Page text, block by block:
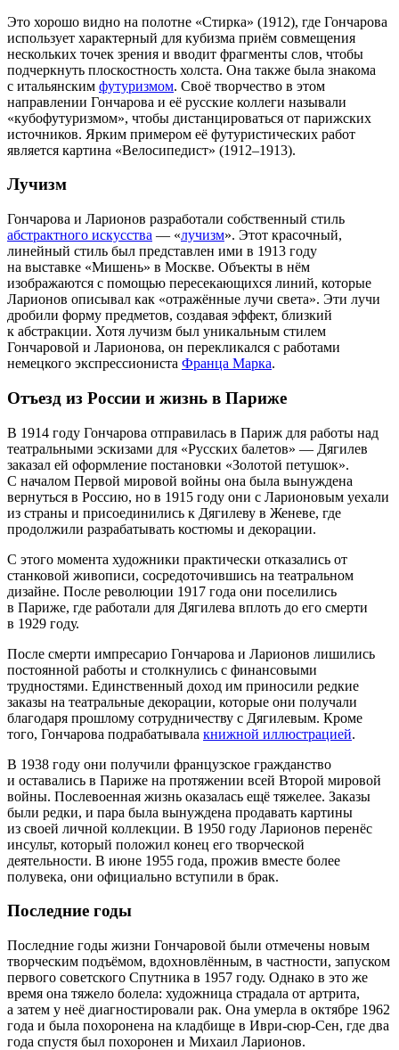
Это хорошо видно на полотне «Стирка» (1912), где Гончарова
использует характерный для кубизма приём совмещения
нескольких точек зрения и вводит фрагменты слов, чтобы
подчеркнуть плоскостность холста. Она также была знакома
с итальянским футуризмом. Своё творчество в этом
направлении Гончарова и её русские коллеги называли
«кубофутуризмом», чтобы дистанцироваться от парижских
источников. Ярким примером её футуристических работ
является картина «Велосипедист» (1912–1913).
Лучизм
Гончарова и Ларионов разработали собственный стиль
абстрактного искусства — «лучизм». Этот красочный,
линейный стиль был представлен ими в 1913 году
на выставке «Мишень» в Москве. Объекты в нём
изображаются с помощью пересекающихся линий, которые
Ларионов описывал как «отражённые лучи света». Эти лучи
дробили форму предметов, создавая эффект, близкий
к абстракции. Хотя лучизм был уникальным стилем
Гончаровой и Ларионова, он перекликался с работами
немецкого экспрессиониста Франца Марка.
Отъезд из России и жизнь в Париже
В 1914 году Гончарова отправилась в Париж для работы над
театральными эскизами для «Русских балетов» — Дягилев
заказал ей оформление постановки «Золотой петушок».
С началом Первой мировой войны она была вынуждена
вернуться в Россию, но в 1915 году они с Ларионовым уехали
из страны и присоединились к Дягилеву в Женеве, где
продолжили разрабатывать костюмы и декорации.
С этого момента художники практически отказались от
станковой живописи, сосредоточившись на театральном
дизайне. После революции 1917 года они поселились
в Париже, где работали для Дягилева вплоть до его смерти
в 1929 году.
После смерти импресарио Гончарова и Ларионов лишились
постоянной работы и столкнулись с финансовыми
трудностями. Единственный доход им приносили редкие
заказы на театральные декорации, которые они получали
благодаря прошлому сотрудничеству с Дягилевым. Кроме
того, Гончарова подрабатывала книжной иллюстрацией.
В 1938 году они получили французское гражданство
и оставались в Париже на протяжении всей Второй мировой
войны. Послевоенная жизнь оказалась ещё тяжелее. Заказы
были редки, и пара была вынуждена продавать картины
из своей личной коллекции. В 1950 году Ларионов перенёс
инсульт, который положил конец его творческой
деятельности. В июне 1955 года, прожив вместе более
полувека, они официально вступили в брак.
Последние годы
Последние годы жизни Гончаровой были отмечены новым
творческим подъёмом, вдохновлённым, в частности, запуском
первого советского Спутника в 1957 году. Однако в это же
время она тяжело болела: художница страдала от артрита,
а затем у неё диагностировали рак. Она умерла в октябре 1962
года и была похоронена на кладбище в Иври-сюр-Сен, где два
года спустя был похоронен и Михаил Ларионов.